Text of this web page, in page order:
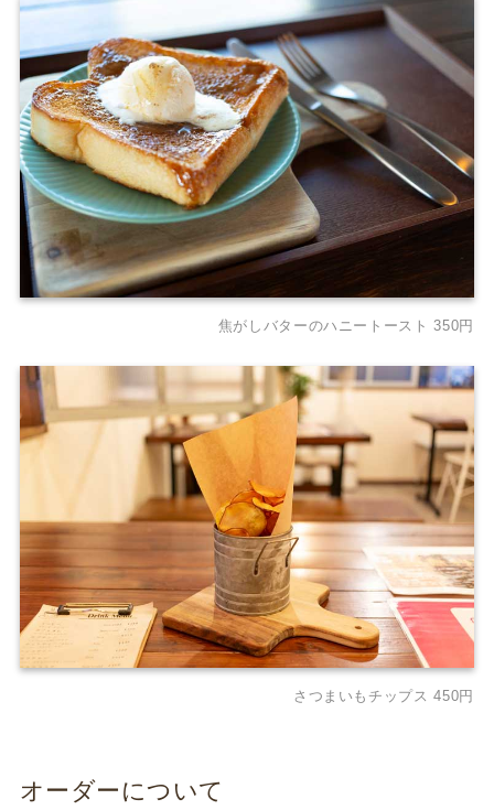
焦がしバターのハニートースト 350円
さつまいもチップス 450円
オーダーについて